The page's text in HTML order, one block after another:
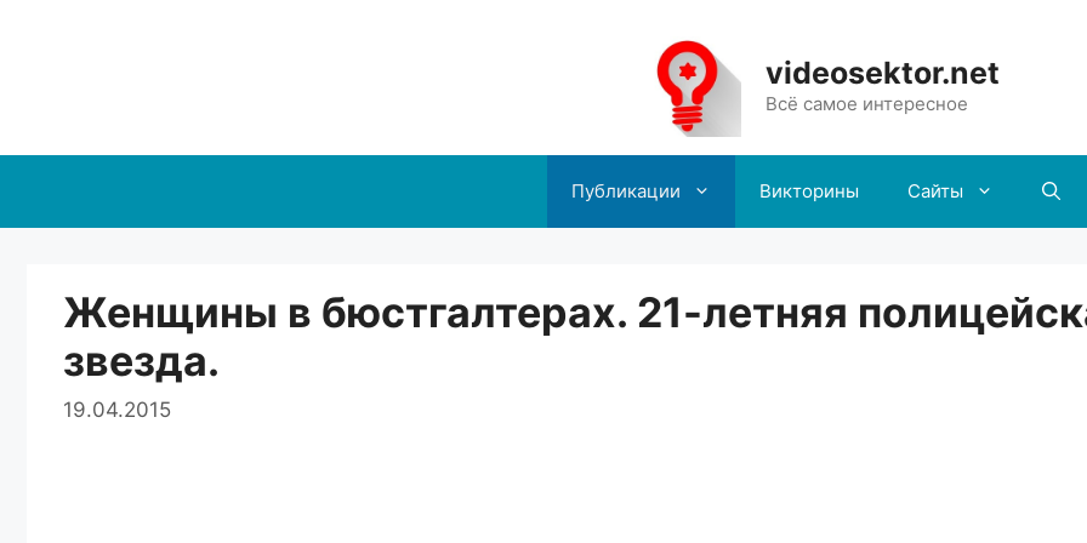
videosektor.net
Всё самое интересное
Публикации Викторины Сайты
Женщины в бюстгалтерах. 21-летняя
звезда.
19.04.2015